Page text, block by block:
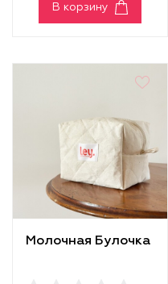
В корзину
Молочная Булочка